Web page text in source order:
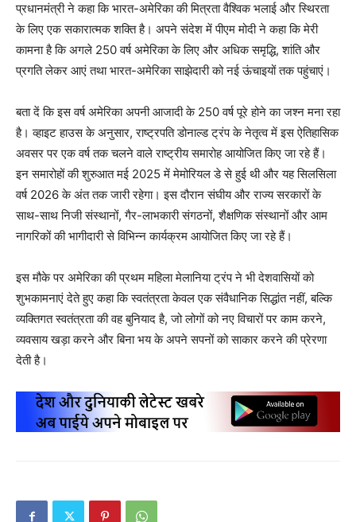
प्रधानमंत्री ने कहा कि भारत-अमेरिका की मित्रता वैश्विक भलाई और स्थिरता
के लिए एक सकारात्मक शक्ति है। अपने संदेश में पीएम मोदी ने कहा कि मेरी
कामना है कि अगले 250 वर्ष अमेरिका के लिए और अधिक समृद्धि, शांति और
प्रगति लेकर आएं तथा भारत-अमेरिका साझेदारी को नई ऊंचाइयों तक पहुंचाएं।
बता दें कि इस वर्ष अमेरिका अपनी आजादी के 250 वर्ष पूरे होने का जश्न मना रहा
है। व्हाइट हाउस के अनुसार, राष्ट्रपति डोनाल्ड ट्रंप के नेतृत्व में इस ऐतिहासिक
अवसर पर एक वर्ष तक चलने वाले राष्ट्रीय समारोह आयोजित किए जा रहे हैं।
इन समारोहों की शुरुआत मई 2025 में मेमोरियल डे से हुई थी और यह सिलसिला
वर्ष 2026 के अंत तक जारी रहेगा। इस दौरान संघीय और राज्य सरकारों के
साथ-साथ निजी संस्थानों, गैर-लाभकारी संगठनों, शैक्षणिक संस्थानों और आम
नागरिकों की भागीदारी से विभिन्न कार्यक्रम आयोजित किए जा रहे हैं।
इस मौके पर अमेरिका की प्रथम महिला मेलानिया ट्रंप ने भी देशवासियों को
शुभकामनाएं देते हुए कहा कि स्वतंत्रता केवल एक संवैधानिक सिद्धांत नहीं, बल्कि
व्यक्तिगत स्वतंत्रता की वह बुनियाद है, जो लोगों को नए विचारों पर काम करने,
व्यवसाय खड़ा करने और बिना भय के अपने सपनों को साकार करने की प्रेरणा
देती है।